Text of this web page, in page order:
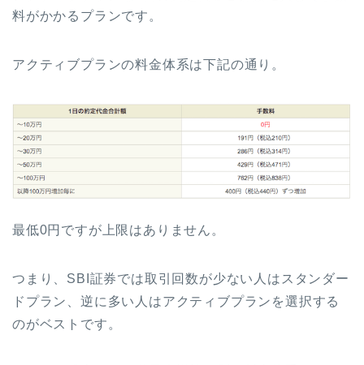
料がかかるプランです。
アクティブプランの料金体系は下記の通り。
最低0円ですが上限はありません。
つまり、SBI証券では取引回数が少ない人はスタンダー
ドプラン、逆に多い人はアクティブプランを選択する
のがベストです。